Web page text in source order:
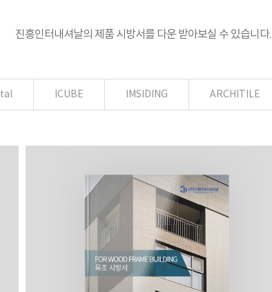
진흥인터내셔날의 제품 시방서를 다운 받아보실 수 있습니다.
ICUBE IMSIDING ARCHITILE